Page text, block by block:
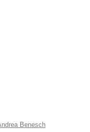
Benesch